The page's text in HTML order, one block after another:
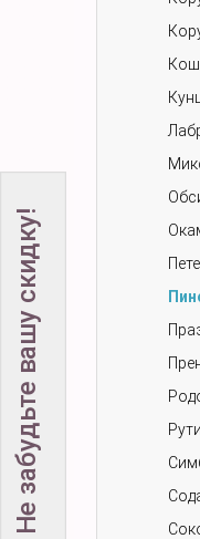
Не забудьте вашу скидку!